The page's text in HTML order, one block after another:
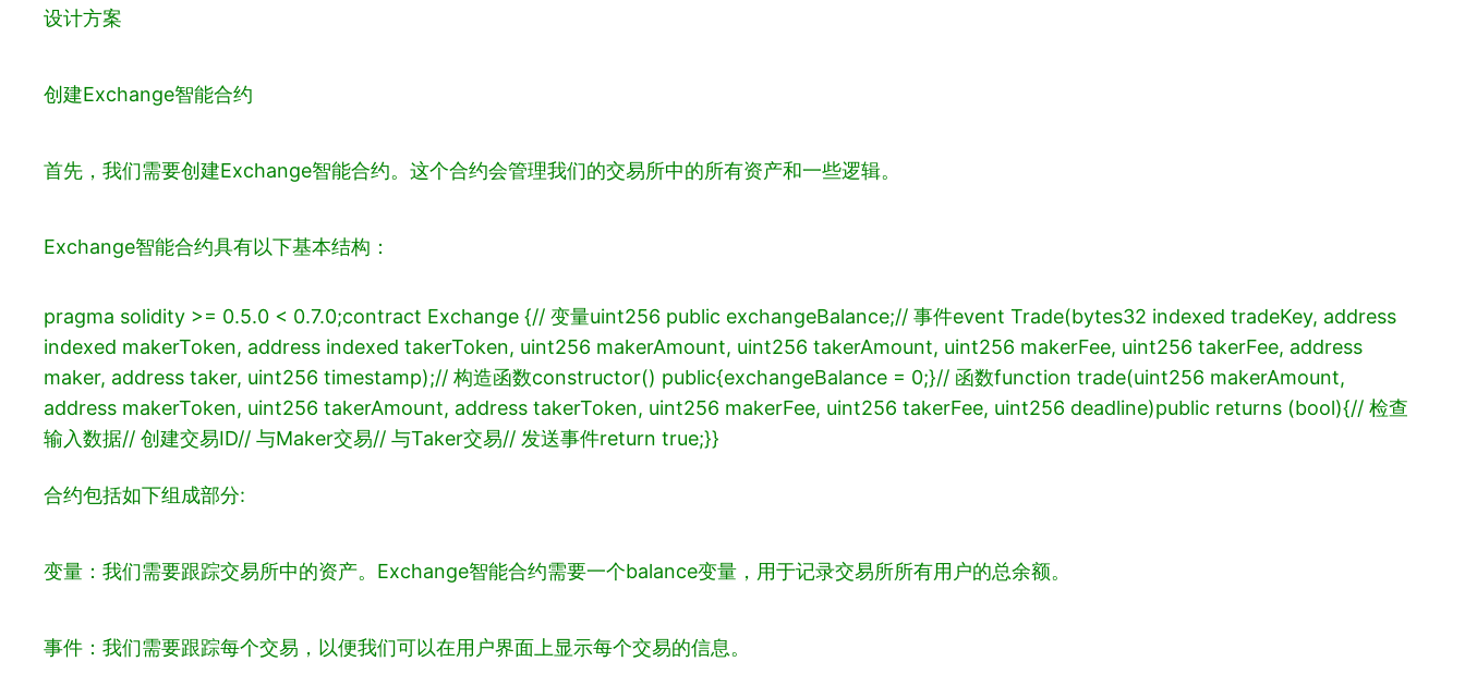
设计方案
创建Exchange智能合约
首先，我们需要创建Exchange智能合约。这个合约会管理我们的交易所中的所有资产和一些逻辑。
Exchange智能合约具有以下基本结构：
pragma solidity >= 0.5.0 < 0.7.0;contract Exchange {// 变量uint256 public exchangeBalance;// 事件event Trade(bytes32 indexed tradeKey, address
indexed makerToken, address indexed takerToken, uint256 makerAmount, uint256 takerAmount, uint256 makerFee, uint256 takerFee, address
maker, address taker, uint256 timestamp);// 构造函数constructor() public{exchangeBalance = 0;}// 函数function trade(uint256 makerAmount,
address makerToken, uint256 takerAmount, address takerToken, uint256 makerFee, uint256 takerFee, uint256 deadline)public returns (bool){// 检查
输入数据// 创建交易ID// 与Maker交易// 与Taker交易// 发送事件return true;}}
合约包括如下组成部分:
变量：我们需要跟踪交易所中的资产。Exchange智能合约需要一个balance变量，用于记录交易所所有用户的总余额。
事件：我们需要跟踪每个交易，以便我们可以在用户界面上显示每个交易的信息。